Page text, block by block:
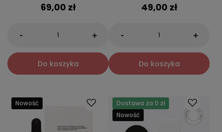
69,00 zł
- +
Do koszyka
49,00 zł
- +
Do koszyka
Nowość
Dostawa za 0 zł
Nowość